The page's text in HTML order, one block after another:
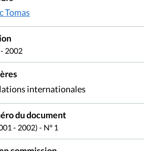
Tomas
2002
internationales
du document
- 2002) - N° 1